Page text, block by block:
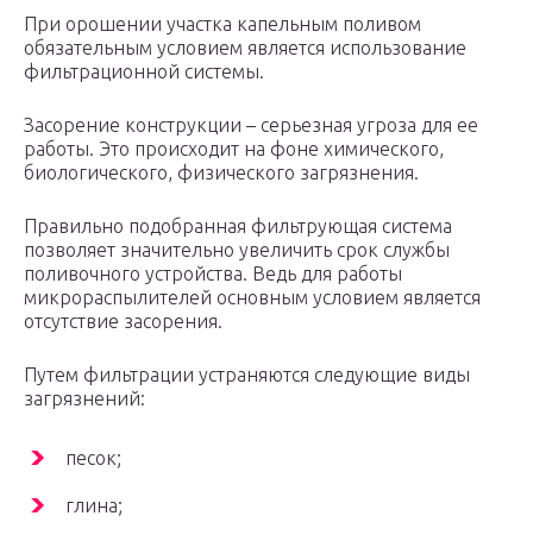
При орошении участка капельным поливом
обязательным условием является использование
фильтрационной системы.
Засорение конструкции – серьезная угроза для ее
работы. Это происходит на фоне химического,
биологического, физического загрязнения.
Правильно подобранная фильтрующая система
позволяет значительно увеличить срок службы
поливочного устройства. Ведь для работы
микрораспылителей основным условием является
отсутствие засорения.
Путем фильтрации устраняются следующие виды
загрязнений:
песок;
глина;